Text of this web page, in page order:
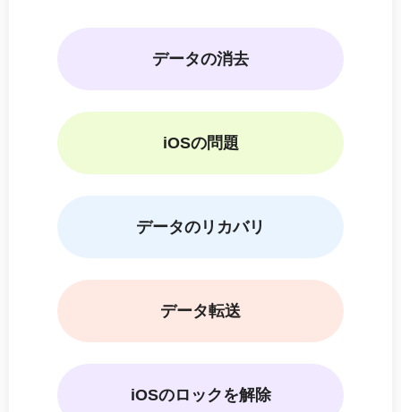
データの消去
iOSの問題
データのリカバリ
データ転送
iOSのロックを解除